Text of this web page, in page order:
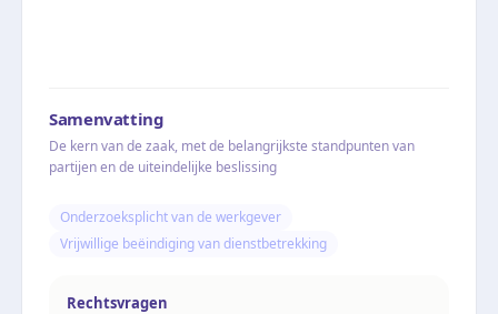
Samenvatting
De kern van de zaak, met de belangrijkste standpunten van
partijen en de uiteindelijke beslissing
Onderzoeksplicht van de werkgever
Vrijwillige beëindiging van dienstbetrekking
Rechtsvragen